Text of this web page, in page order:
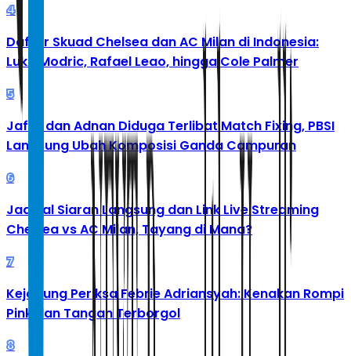
4
Daftar Skuad Chelsea dan AC Milan di Indonesia:
Luka Modric, Rafael Leao, hingga Cole Palmer
5
Jafar dan Adnan Diduga Terlibat Match Fixing, PBSI
Langsung Ubah Komposisi Ganda Campuran
6
Jadwal Siaran Langsung dan Link Live Streaming
Chelsea vs AC Milan, Tayang di Mana?
7
Kejagung Periksa Febrie Adriansyah: Kenakan Rompi
Pink dan Tangan Terborgol
8